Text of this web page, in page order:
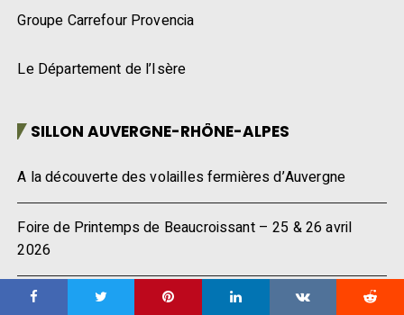
Groupe Carrefour Provencia
Le Département de l’Isère
SILLON AUVERGNE-RHÔNE-ALPES
A la découverte des volailles fermières d’Auvergne
Foire de Printemps de Beaucroissant – 25 & 26 avril
2026
À 85 ANS, LA NOIX DE GRENOBLE AOP A ENCORE DU